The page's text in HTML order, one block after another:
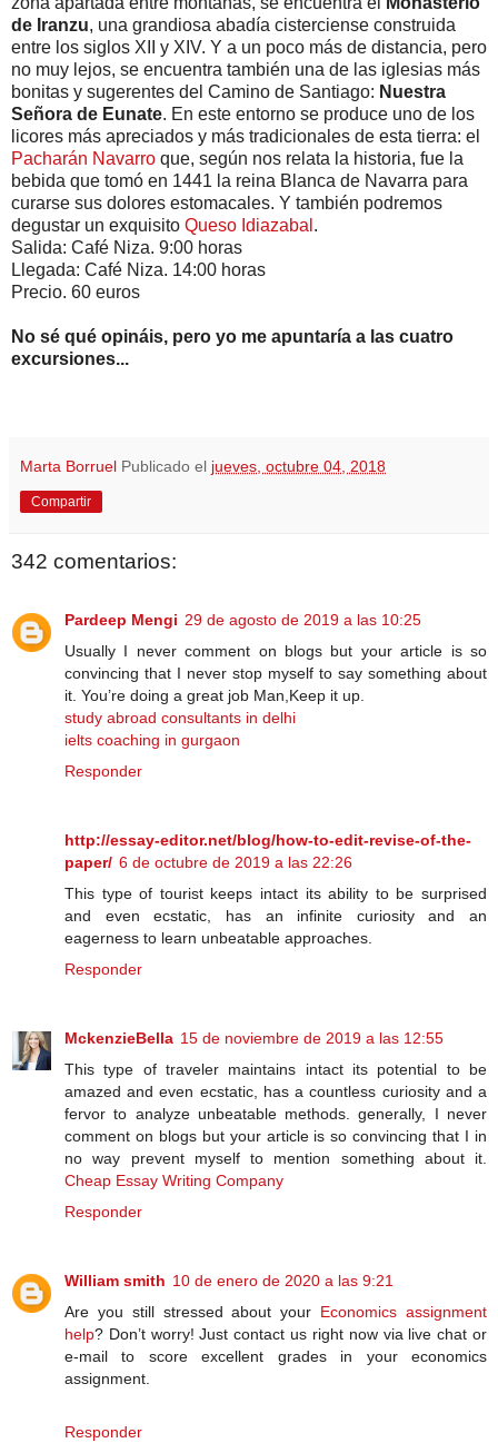
de Iranzu, una grandiosa abadía cisterciense construida
entre los siglos XII y XIV. Y a un poco más de distancia, pero
no muy lejos, se encuentra también una de las iglesias más
bonitas y sugerentes del Camino de Santiago: Nuestra
Señora de Eunate. En este entorno se produce uno de los
licores más apreciados y más tradicionales de esta tierra: el
Pacharán Navarro que, según nos relata la historia, fue la
bebida que tomó en 1441 la reina Blanca de Navarra para
curarse sus dolores estomacales. Y también podremos
degustar un exquisito Queso Idiazabal .
Salida: Café Niza. 9:00 horas
Llegada: Café Niza. 14:00 horas
Precio. 60 euros
No sé qué opináis, pero yo me apuntaría a las cuatro
excursiones...
Marta Borruel Publicado el jueves, octubre 04, 2018
Compartir
342 comentarios:
Pardeep Mengi 29 de agosto de 2019 a las 10:25
Usually I never comment on blogs but your article is so
convincing that I never stop myself to say something about
it. You’re doing a great job Man,Keep it up.
study abroad consultants in delhi
ielts coaching in gurgaon
Responder
http://essay-editor.net/blog/how-to-edit-revise-of-the-
paper/ 6 de octubre de 2019 a las 22:26
This type of tourist keeps intact its ability to be surprised
and even ecstatic, has an infinite curiosity and an
eagerness to learn unbeatable approaches.
Responder
MckenzieBella 15 de noviembre de 2019 a las 12:55
This type of traveler maintains intact its potential to be
amazed and even ecstatic, has a countless curiosity and a
fervor to analyze unbeatable methods. generally, I never
comment on blogs but your article is so convincing that I in
no way prevent myself to mention something about it.
Cheap Essay Writing Company
Responder
William smith 10 de enero de 2020 a las 9:21
Are you still stressed about your Economics assignment
help? Don’t worry! Just contact us right now via live chat or
e-mail to score excellent grades in your economics
assignment.
Responder